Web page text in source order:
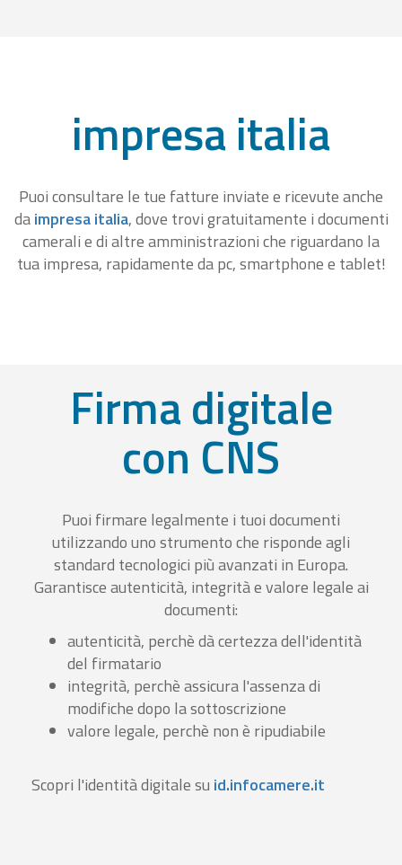
impresa italia
Puoi consultare le tue fatture inviate e ricevute anche
daimpresa italia, dove trovi gratuitamente i documenti
camerali e di altre amministrazioni che riguardano la
tua impresa, rapidamente da pc, smartphone e tablet!
Firma digitale
con CNS
Puoi firmare legalmente i tuoi documenti
utilizzando uno strumento che risponde agli
standard tecnologici più avanzati in Europa.
Garantisce autenticità, integrità e valore legale ai
documenti:
autenticità, perchè dà certezza dell'identità
del firmatario
integrità, perchè assicura l'assenza di
modifiche dopo la sottoscrizione
valore legale, perchè non è ripudiabile
Scopri l'identità digitale su id.infocamere.it